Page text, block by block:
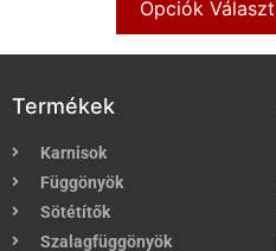
Opciók
Termékek
Karnisok
Függönyök
Sötétítők
Szalagfüggönyök